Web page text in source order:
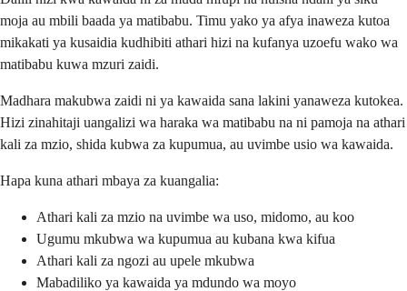
moja au mbili baada ya matibabu. Timu yako ya afya inaweza kutoa
mikakati ya kusaidia kudhibiti athari hizi na kufanya uzoefu wako wa
matibabu kuwa mzuri zaidi.
Madhara makubwa zaidi ni ya kawaida sana lakini yanaweza kutokea.
Hizi zinahitaji uangalizi wa haraka wa matibabu na ni pamoja na athari
kali za mzio, shida kubwa za kupumua, au uvimbe usio wa kawaida.
Hapa kuna athari mbaya za kuangalia:
Athari kali za mzio na uvimbe wa uso, midomo, au koo
Ugumu mkubwa wa kupumua au kubana kwa kifua
Athari kali za ngozi au upele mkubwa
Mabadiliko ya kawaida ya mdundo wa moyo